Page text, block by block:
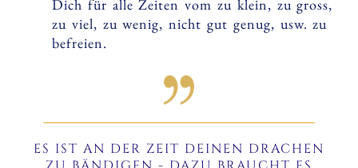
Dich für alle Zeiten vom zu klein, zu gross,
zu viel, zu wenig, nicht gut genug, usw. zu
befreien.
ES IST AN DER ZEIT DEINEN DRACHEN